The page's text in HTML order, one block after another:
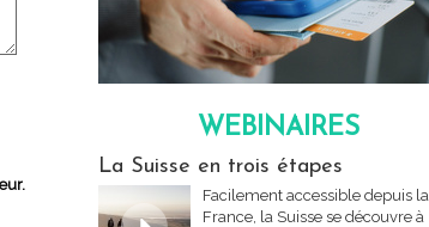
WEBINAIRES
La Suisse en trois étapes
Facilement accessible depuis la
France, la Suisse se découvre à